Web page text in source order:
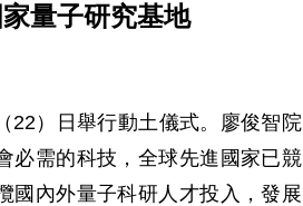
量子研究基地
22）日舉行動土儀式。廖俊智院
必需的科技，全球先進國家已競
國內外量子科研人才投入，發展